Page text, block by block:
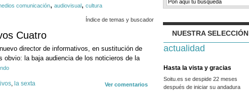
NUESTRA SELECCIÓN
actualidad
Hasta la vista y gracias
Soitu.es se despide 22 meses
después de iniciar su andadura
comunicación, audiovisual , cultura
Índice de temas y buscador
Cuatro
director de informativos, en sustitución de
la baja audiencia de los noticieros de la
Ver comentarios
, la sexta